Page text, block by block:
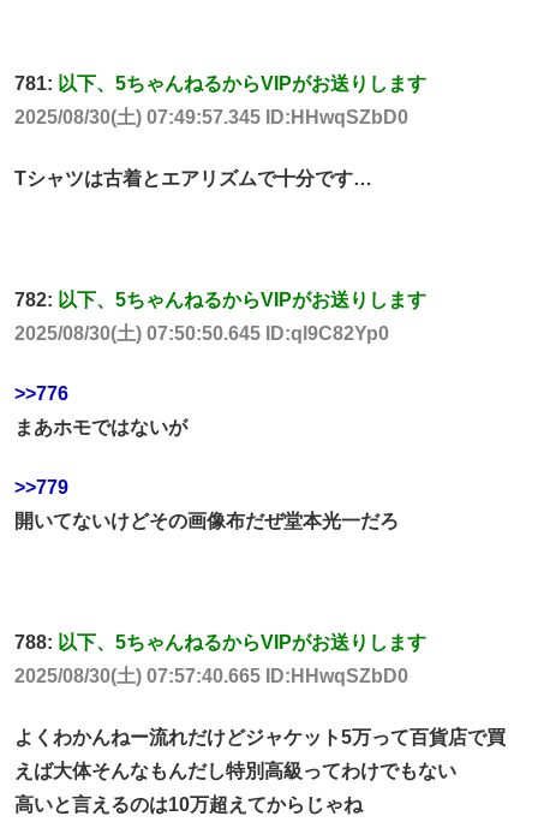
781: 以下、5ちゃんねるからVIPがお送りします
2025/08/30(土) 07:49:57.345 ID:HHwqSZbD0
Tシャツは古着とエアリズムで十分です…
782: 以下、5ちゃんねるからVIPがお送りします
2025/08/30(土) 07:50:50.645 ID:ql9C82Yp0
>>776
まあホモではないが
>>779
開いてないけどその画像布だぜ堂本光一だろ
788: 以下、5ちゃんねるからVIPがお送りします
2025/08/30(土) 07:57:40.665 ID:HHwqSZbD0
よくわかんねー流れだけどジャケット5万って百貨店で買
えば大体そんなもんだし特別高級ってわけでもない
高いと言えるのは10万超えてからじゃね